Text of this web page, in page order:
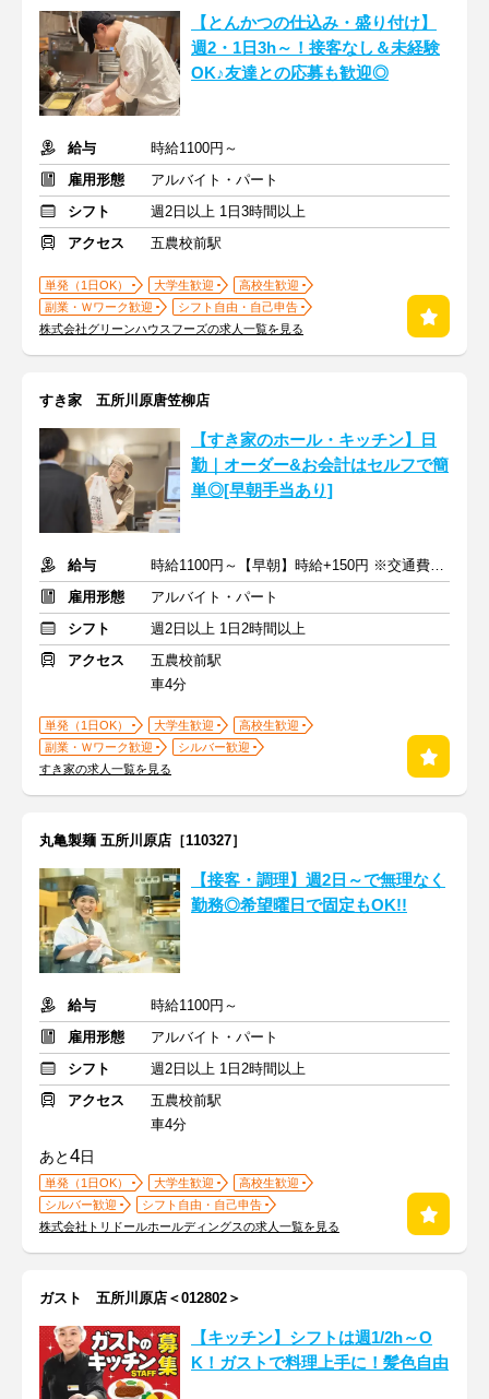
【とんかつの仕込み・盛り付け】
週2・1日3h～！接客なし＆未経験
OK♪友達との応募も歓迎◎
給与
時給1100円～
雇用形態
アルバイト・パート
シフト
週2日以上 1日3時間以上
アクセス
五農校前駅
単発（1日OK） 大学生歓迎
高校生歓迎
副業・Ｗワーク歓迎
シフト自由・自己申告
株式会社グリーンハウスフーズの求人一覧を見る
すき家 五所川原唐笠柳店
【すき家のホール・キッチン】日
勤｜オーダー&お会計はセルフで簡
単◎[早朝手当あり]
給与
時給1100円～【早朝】時給+150円 ※交通費支給
雇用形態
アルバイト・パート
シフト
週2日以上 1日2時間以上
アクセス
五農校前駅
車4分
単発（1日OK） 大学生歓迎
高校生歓迎
副業・Ｗワーク歓迎
シルバー歓迎
すき家の求人一覧を見る
丸亀製麺 五所川原店［110327］
【接客・調理】週2日～で無理なく
勤務◎希望曜日で固定もOK!!
給与
時給1100円～
雇用形態
アルバイト・パート
シフト
週2日以上 1日2時間以上
アクセス
五農校前駅
車4分
あと4日
単発（1日OK） 大学生歓迎
高校生歓迎
シルバー歓迎
シフト自由・自己申告
株式会社トリドールホールディングスの求人一覧を見る
ガスト 五所川原店＜012802＞
【キッチン】シフトは週1/2h～O
K！ガストで料理上手に！髪色自由